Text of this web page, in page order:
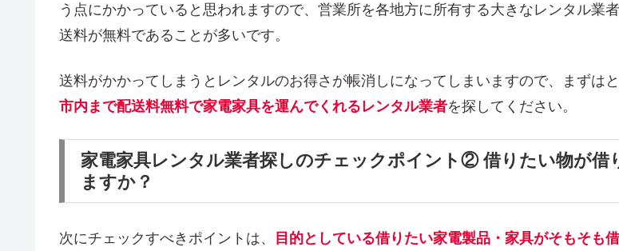
う点にかかっていると思われますので、営業所を各地方に所有する大きなレンタル業
送料が無料であることが多いです。
送料がかかってしまうとレンタルのお得さが帳消しになってしまいますので、まずはと
市内まで配送料無料で家電家具を運んでくれるレンタル業者を探してください。
家電家具レンタル業者探しのチェックポイント② 借りたい物が借
ますか？
次にチェックすべきポイントは、
目的としている借りたい家電製品・家具がそもそも